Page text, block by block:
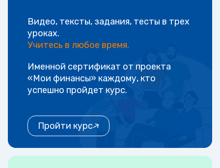
Видео, тексты, задания, тесты в трех
уроках.
Учитесь в любое время.
Именной сертификат от проекта
«Мои финансы» каждому, кто
успешно пройдет курс.
Пройти курс